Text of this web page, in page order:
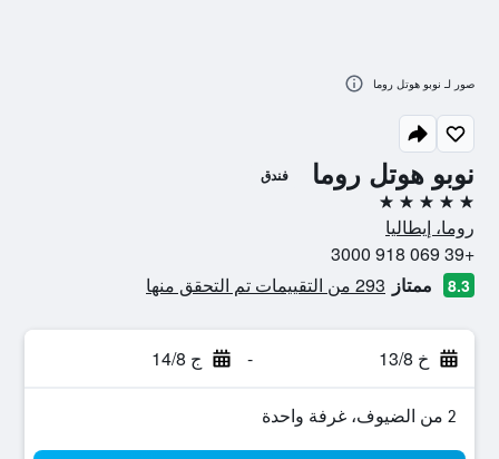
نوبو هوتل روما فندق
5 نجوم
روما، إيطاليا
+39 069 918 3000
8.3 ممتاز 293 من التقييمات تم التحقق منها
خ 13/8 - ج 14/8
2 من الضيوف، غرفة واحدة
صور لـ نوبو هوتل روما